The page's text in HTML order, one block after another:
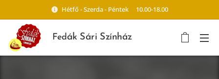
Hétfő - Szerda - Péntek 10.00-18.00
Fedák Sári Színház